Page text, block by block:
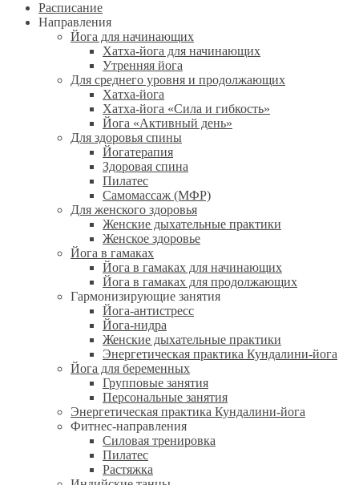
Расписание
Направления
Йога для начинающих
Хатха-йога для начинающих
Утренняя йога
Для среднего уровня и продолжающих
Хатха-йога
Хатха-йога «Сила и гибкость»
Йога «Активный день»
Для здоровья спины
Йогатерапия
Здоровая спина
Пилатес
Самомассаж (МФР)
Для женского здоровья
Женские дыхательные практики
Женское здоровье
Йога в гамаках
Йога в гамаках для начинающих
Йога в гамаках для продолжающих
Гармонизирующие занятия
Йога-антистресс
Йога-нидра
Женские дыхательные практики
Энергетическая практика Кундалини-йога
Йога для беременных
Групповые занятия
Персональные занятия
Энергетическая практика Кундалини-йога
Фитнес-направления
Силовая тренировка
Пилатес
Растяжка